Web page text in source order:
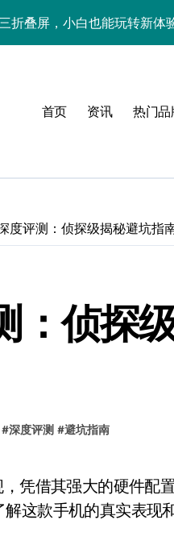
用新功能大揭秘来啦！
Fold7新亮点，手机管家抢先
优惠大揭秘，玩机更高效！
小机身竟装下海量资讯
用新功能大揭秘来啦！
亮点被手机管家全曝光
首页 资讯 热门品
度评测：侦探级揭秘避坑指
：侦探
#深度评测 #避坑指南
这款手机的真实表现